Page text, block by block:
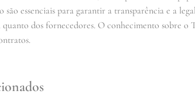
essenciais para garantir a transparência e a
dos fornecedores. O conhecimento sobre o